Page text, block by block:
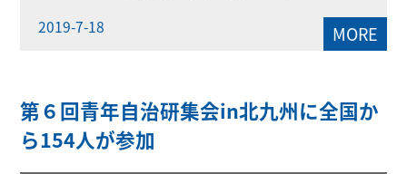
2019-7-18 MORE
第６回青年自治研集会in北九州に全国か
ら154人が参加